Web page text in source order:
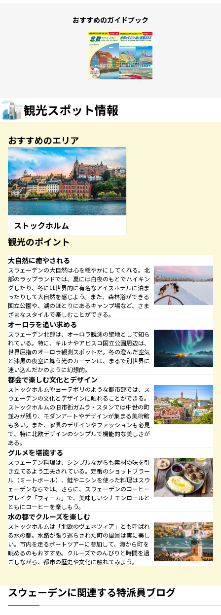
おすすめのガイドブック
観光スポット情報
おすすめのエリア
ストックホルム
観光のポイント
大自然に癒やされる
スウェーデンの大自然は心を穏やかにしてくれる。北
部のラップランドでは、夏には白夜のもとでハイキン
グしたり、冬には世界的に有名なアイスホテルに泊ま
ったりして大自然を感じよう。また、森林浴ができる
国立公園や、湖のほとりにあるキャンプ場など、さま
ざまなスタイルで楽しむことができる。
オーロラを追い求める
スウェーデン北部は、オーロラ観測の聖地として知ら
れている。特に、キルナやアビスコ国立公園周辺は、
世界屈指のオーロラ観測スポットだ。冬の澄んだ空気
と漆黒の夜空に舞う光のカーテンは、まるで別世界に
迷い込んだかのように幻想的。
都会で楽しむ文化とデザイン
ストックホルムやヨーテボリのような都市部では、ス
ウェーデンの文化とデザインに触れることができる。
ストックホルムの旧市街ガムラ・スタンでは中世の町
並みが残り、モダンアートやデザインが集まる美術館
も多い。また、家具のデザインやファッションも必見
で、特に北欧デザインのシンプルで機能的な美しさが
ある。
グルメを堪能する
スウェーデン料理は、シンプルながらも素材の味を引
き立てるよう工夫されている。定番のショットブラー
ル（ミートボール）、鮭やニシンを使った料理はスウ
ェーデンならでは。さらに、スウェーデンのコーヒー
ブレイク「フィーカ」で、美味しいシナモンロールと
ともにコーヒーを楽しもう。
水の都でクルーズを楽しむ
ストックホルムは「北欧のヴェネツィア」とも呼ばれ
る水の都。水路が張り巡らされた町の風景は実に美し
い。市内を走るボートツアーに参加して、海から町を
眺めるのもおすすめ。クルーズでのんびりと時間を過
ごしながら、都市の歴史や文化に触れてみよう。
スウェーデンに関連する特派員ブログ